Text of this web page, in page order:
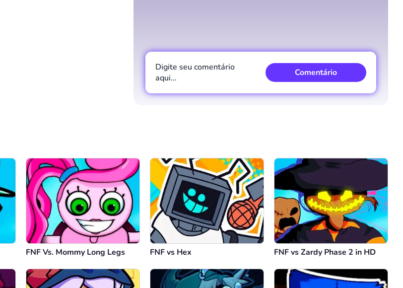
Digite seu comentário
aqui...
Comentário
Cancelar Comentário
FNF Vs. Mommy Long Legs FNF vs Hex FNF vs Zardy Phase 2 in HD